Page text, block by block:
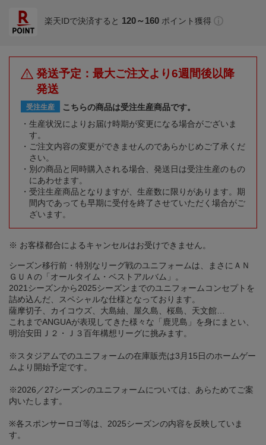
楽天IDで決済すると 120～160 ポイント獲得
発送予定：最大ご注文より6週間後以降
発送
受注生産
こちらの商品は受注生産商品です。
生産状況によりお届け時期が変更になる場合がございま
す。
ご注文内容の変更ができませんのであらかじめご了承くだ
さい。
別の商品と同時購入される場合、発送日は受注生産のもの
にあわせます。
受注生産商品となりますが、生産数に限りがあります。期
間内であっても早期に受付を終了させていただく場合がご
ざいます。
※ お客様都合によるキャンセルはお受けできません。
シーズン移行前・特別なリーグ戦のユニフォームは、まさにＡＮ
ＧＵＡの「オールタイム・ベストアルバム」。
2021シーズンから2025シーズンまでのユニフォームコンセプトを
詰め込んだ、スペシャルな仕様となっております。
薩摩切子、カイコウズ、大島紬、屋久島、桜島、天文館…
これまでANGUAが表現してきた様々な「鹿児島」を身にまとい、
明治安田Ｊ２・Ｊ３百年構想リーグに挑みます。
※スタジアムでのユニフォームの在庫販売は3月15日のホームゲー
ムより開始予定です。
※2026／27シーズンのユニフォームについては、あらためてご案
内いたします。
※各スポンサーロゴ等は、2025シーズンの内容を反映していま
す。